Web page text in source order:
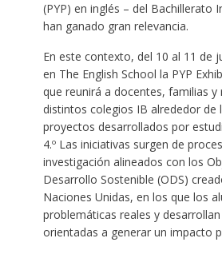
(PYP) en inglés – del Bachillerato
han ganado gran relevancia.
En este contexto, del 10 al 11 de
en The English School la PYP
que reunirá a docentes, familias y
distintos colegios IB alrededor de
proyectos desarrollados por
4.º Las iniciativas surgen de
investigación alineados con los
Desarrollo Sostenible (ODS)
Naciones Unidas, en los que los
problemáticas reales y
orientadas a generar un impacto